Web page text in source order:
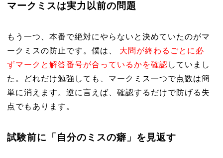
マークミスは実力以前の問題
もう一つ、本番で絶対にやらないと決めていたのがマ
ークミスの防止です。僕は、 大問が終わるごとに必
ずマークと解答番号が合っているかを確認 していまし
た。どれだけ勉強しても、マークミス一つで点数は簡
単に消えます。逆に言えば、確認するだけで防げる失
点でもあります。
試験前に「自分のミスの癖」を見返す